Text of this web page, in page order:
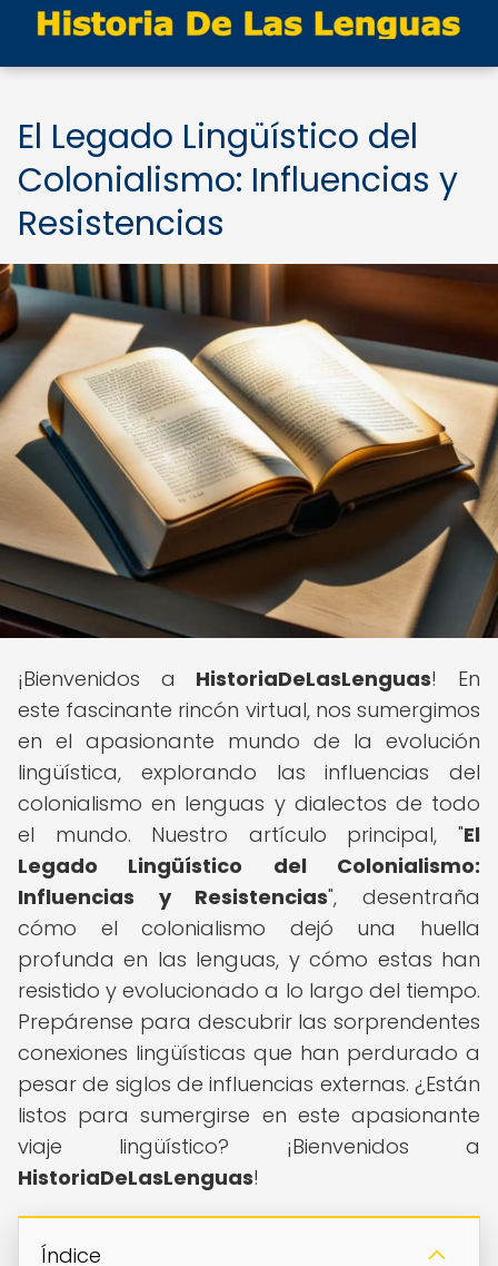
El Legado Lingüístico del
Colonialismo: Influencias y
Resistencias
¡Bienvenidos a HistoriaDeLasLenguas! En
este fascinante rincón virtual, nos sumergimos
en el apasionante mundo de la evolución
lingüística, explorando las influencias del
colonialismo en lenguas y dialectos de todo
el mundo. Nuestro artículo principal, "El
Legado Lingüístico del Colonialismo:
Influencias y Resistencias", desentraña
cómo el colonialismo dejó una huella
profunda en las lenguas, y cómo estas han
resistido y evolucionado a lo largo del tiempo.
Prepárense para descubrir las sorprendentes
conexiones lingüísticas que han perdurado a
pesar de siglos de influencias externas. ¿Están
listos para sumergirse en este apasionante
viaje lingüístico? ¡Bienvenidos a
HistoriaDeLasLenguas!
Índice